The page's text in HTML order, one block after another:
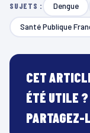
SUJETS : Dengue
Santé Publique
CET
ÉTÉ UTILE ?
PARTAGEZ-